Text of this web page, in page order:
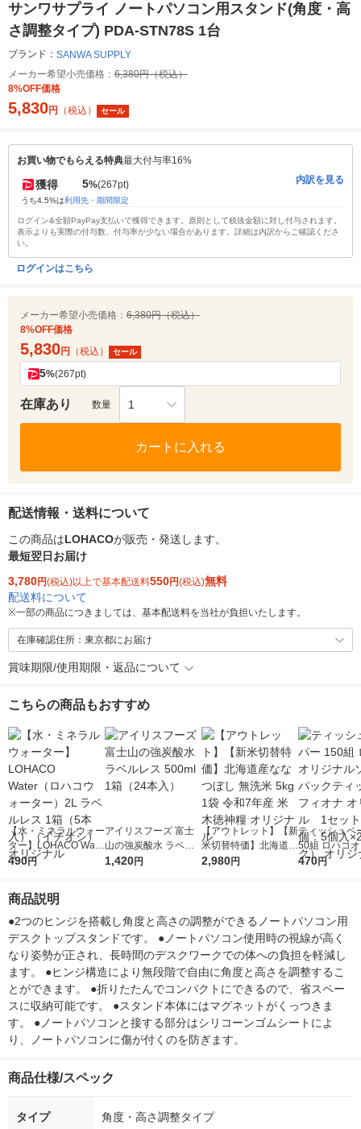
サンワサプライ ノートパソコン用スタンド(角度・高
さ調整タイプ) PDA-STN78S 1台
ブランド： SANWA SUPPLY
メーカー希望小売価格： 6,380円（税込）
8%OFF価格
5,830円 （税込） セール
お買い物でもらえる特典最大付与率16%
獲得 5%(267pt)
うち4.5%は利用先・期間限定
内訳を見る
ログイン&全額PayPay支払いで獲得できます。原則として税抜金額に対し付与されます。
表示よりも実際の付与数、付与率が少ない場合があります。詳細は内訳からご確認くださ
い。
ログインはこちら
メーカー希望小売価格： 6,380円（税込）
8%OFF価格
5,830円 （税込） セール
5%(267pt)
在庫あり 数量 1
カートに入れる
配送情報・送料について
この商品はLOHACOが販売・発送します。
最短翌日お届け
3,780円(税込)以上で基本配送料550円(税込)無料
配送料について
※一部の商品につきましては、基本配送料を当社が負担いたします。
在庫確認住所：東京都にお届け
賞味期限/使用期限・返品について
こちらの商品もおすすめ
【水・ミネラルウォー
ター】LOHACO Wate
r（ロハコウォータ
シ） オリジナル
490円
アイリスフーズ 富士
山の強炭酸水 ラベル
レス 500ml 1箱（24
1,420円
【アウトレット】【新
米切替特価】北海道産
ななつぼし 無洗米 5k
2,980円
ティッシュペ
50組 ロハコ
ルソフトパッ
オリジナル
470円
商品説明
●2つのヒンジを搭載し角度と高さの調整ができるノートパソコン用
デスクトップスタンドです。 ●ノートパソコン使用時の視線が高く
なり姿勢が正され、長時間のデスクワークでの体への負担を軽減し
ます。 ●ヒンジ構造により無段階で自由に角度と高さを調整するこ
とができます。 ●折りたたんでコンパクトにできるので、省スペー
スに収納可能です。 ●スタンド本体にはマグネットがくっつきま
す。 ●ノートパソコンと接する部分はシリコーンゴムシートによ
り、ノートパソコンに傷が付くのを防ぎます。
商品仕様/スペック
タイプ 角度・高さ調整タイプ